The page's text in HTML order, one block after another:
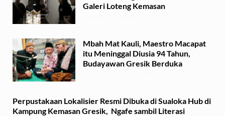
Galeri Loteng Kemasan
Mbah Mat Kauli, Maestro Macapat
itu Meninggal Diusia 94 Tahun,
Budayawan Gresik Berduka
Perpustakaan Lokalisier Resmi Dibuka di Sualoka Hub di
Kampung Kemasan Gresik, Ngafe sambil Literasi